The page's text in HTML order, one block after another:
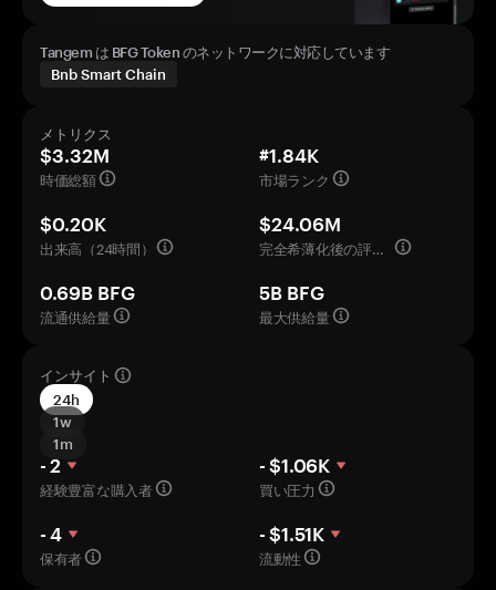
Tangem は BFG Token のネットワークに対応しています
Bnb Smart Chain
メトリクス
$3.32M
時価総額
#1.84K
市場ランク
$0.20K
出来高（24時間）
$24.06M
完全希薄化後の評価額
0.69B BFG
流通供給量
5B BFG
最大供給量
インサイト
24h
1w
1m
- 2
経験豊富な購入者
- $1.06K
買い圧力
- 4
保有者
- $1.51K
流動性